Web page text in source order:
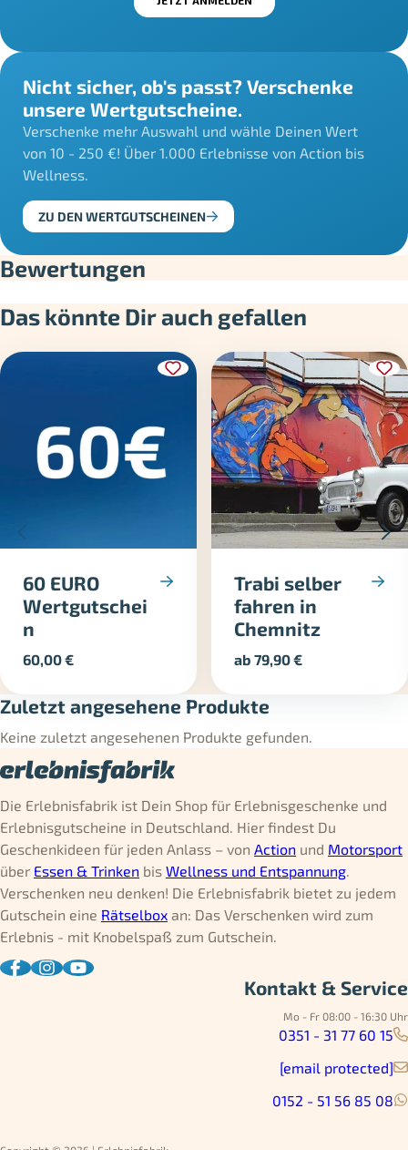
Nicht sicher, ob's passt? Verschenke
unsere Wertgutscheine.
Verschenke mehr Auswahl und wähle Deinen Wert
von 10 - 250 €! Über 1.000 Erlebnisse von Action bis
Wellness.
ZU DEN WERTGUTSCHEINEN
Bewertungen
Das könnte Dir auch gefallen
60 EURO
Wertgutschei
n
60,00€
Trabi selber
fahren in
Chemnitz
ab79,90€
Zuletzt angesehene Produkte
Keine zuletzt angesehenen Produkte gefunden.
Die Erlebnisfabrik ist Dein Shop für Erlebnisgeschenke und
Erlebnisgutscheine in Deutschland. Hier findest Du
Geschenkideen für jeden Anlass – von Action und Motorsport
über Essen & Trinken bis Wellness und Entspannung.
Verschenken neu denken! Die Erlebnisfabrik bietet zu jedem
Gutschein eine Rätselbox an: Das Verschenken wird zum
Erlebnis - mit Knobelspaß zum Gutschein.
Kontakt & Service
Mo - Fr 08:00 - 16:30 Uhr
0351 - 31 77 60 15
[email protected]
0152 - 51 56 85 08